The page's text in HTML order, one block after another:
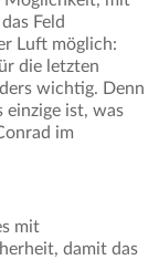
Feld
Luft möglich:
die letzten
wichtig. Denn
einzige ist, was
im
mit
damit das